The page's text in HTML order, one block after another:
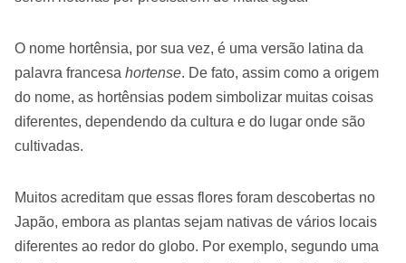
O nome hortênsia, por sua vez, é uma versão latina da
palavra francesa hortense. De fato, assim como a origem
do nome, as hortênsias podem simbolizar muitas coisas
diferentes, dependendo da cultura e do lugar onde são
cultivadas.
Muitos acreditam que essas flores foram descobertas no
Japão, embora as plantas sejam nativas de vários locais
diferentes ao redor do globo. Por exemplo, segundo uma